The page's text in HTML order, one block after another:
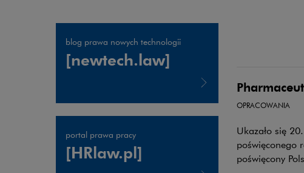
blog prawa nowych technologii
[newtech.law]
Uwaga, link zostanie otwarty w nowym oknie
portal prawa pracy
[HRlaw.pl]
OPRACOWANIA
Ukazało się
poświęconego
poświęcony